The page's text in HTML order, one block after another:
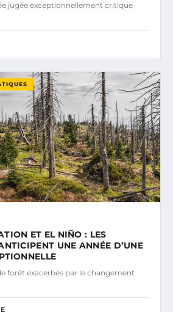
jugée exceptionnellement critique
ET EL NIÑO : LES
UNE ANNÉE D’UNE
forêt exacerbés par le changement